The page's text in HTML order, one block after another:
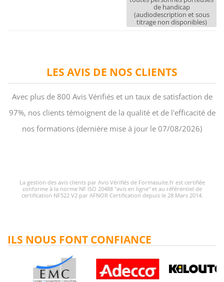
LES AVIS DE NOS CLIENTS
Avec plus de 800 Avis Vérifiés et un taux de satisfaction de
97%, nos clients témoignent de la qualité et de l'efficacité de
nos formations (dernière mise à jour le 07/08/2026)
La gestion des avis clients par Avis Vérifiés de Formasuite.fr est certifiée
conforme à la norme NF ISO 20488 "avis en ligne" et au référentiel de
certification NF522 V2 par AFNOR Certification depuis le 28 Mars 2014.
ILS NOUS FONT CONFIANCE
de handicap
(audiodescription et sous
titrage non disponibles)